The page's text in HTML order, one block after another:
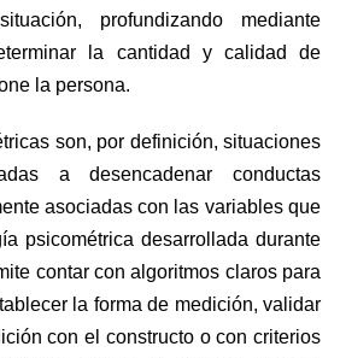
profundizando mediante
la cantidad y calidad de
la persona.
son, por definición, situaciones
a desencadenar conductas
asociadas con las variables que
psicométrica desarrollada durante
contar con algoritmos claros para
la forma de medición, validar
con el constructo o con criterios